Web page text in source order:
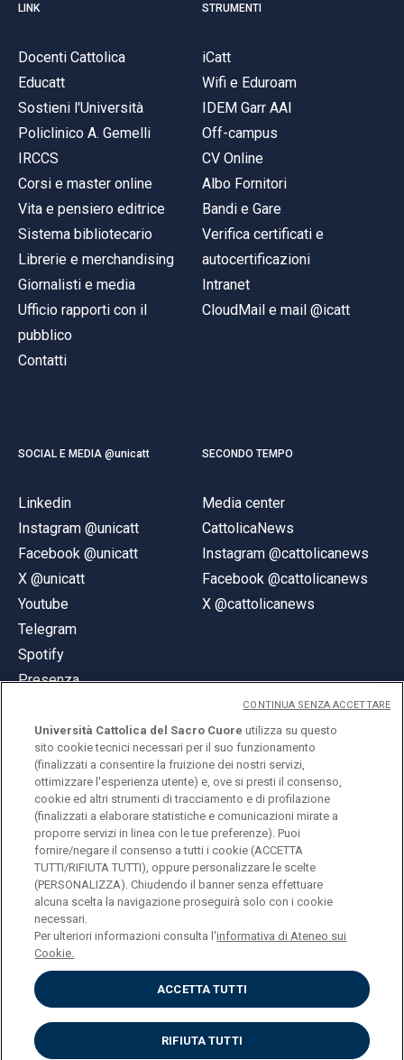
LINK
Docenti Cattolica
Educatt
Sostieni l'Università
Policlinico A. Gemelli
IRCCS
Corsi e master online
Vita e pensiero editrice
Sistema bibliotecario
Librerie e merchandising
Giornalisti e media
Ufficio rapporti con il
pubblico
Contatti
STRUMENTI
iCatt
Wifi e Eduroam
IDEM Garr AAI
Off-campus
CV Online
Albo Fornitori
Bandi e Gare
Verifica certificati e
autocertificazioni
Intranet
CloudMail e mail @icatt
SOCIAL E MEDIA @unicatt
Linkedin
Instagram @unicatt
Facebook @unicatt
X @unicatt
Youtube
Telegram
Spotify
Presenza
SECONDO TEMPO
Media center
CattolicaNews
Instagram @cattolicanews
Facebook @cattolicanews
X @cattolicanews
© Università Cattolica del Sacro Cuore
Largo A. Gemelli 1, 20123 Milano
PI 02133120150
ENGLISH
Privacy
Accessibilità
Cookies
Impostazione Cookies
Università Cattolica del Sacro Cuore utilizza su questo
sito cookie tecnici necessari per il suo funzionamento
(finalizzati a consentire la fruizione dei nostri servizi,
ottimizzare l'esperienza utente) e, ove si presti il consenso,
cookie ed altri strumenti di tracciamento e di profilazione
(finalizzati a elaborare statistiche e comunicazioni mirate a
proporre servizi in linea con le tue preferenze). Puoi
fornire/negare il consenso a tutti i cookie (ACCETTA
TUTTI/RIFIUTA TUTTI), oppure personalizzare le scelte
(PERSONALIZZA). Chiudendo il banner senza effettuare
alcuna scelta la navigazione proseguirà solo con i cookie
necessari.
Per ulteriori informazioni consulta l'informativa di Ateneo sui
Cookie.
ACCETTA TUTTI
RIFIUTA TUTTI
CONTINUA SENZA ACCETTARE